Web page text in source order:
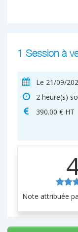
1 Session à
Le 21/09/
2 heure(s)
390.00 € HT
Note attribuée